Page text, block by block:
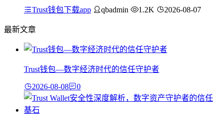
Trust钱包下载app qbadmin 1.2K 2026-08-07
最新文章
Trust钱包—数字经济时代的信任守护者
2026-08-08 0